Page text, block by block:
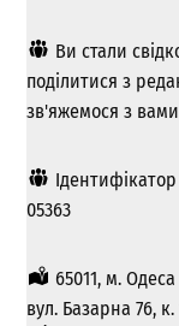
Ви стали
поділитися з
зв'яжемося з
05363
65011, м. Одеса
вул. Базарна 76, к.